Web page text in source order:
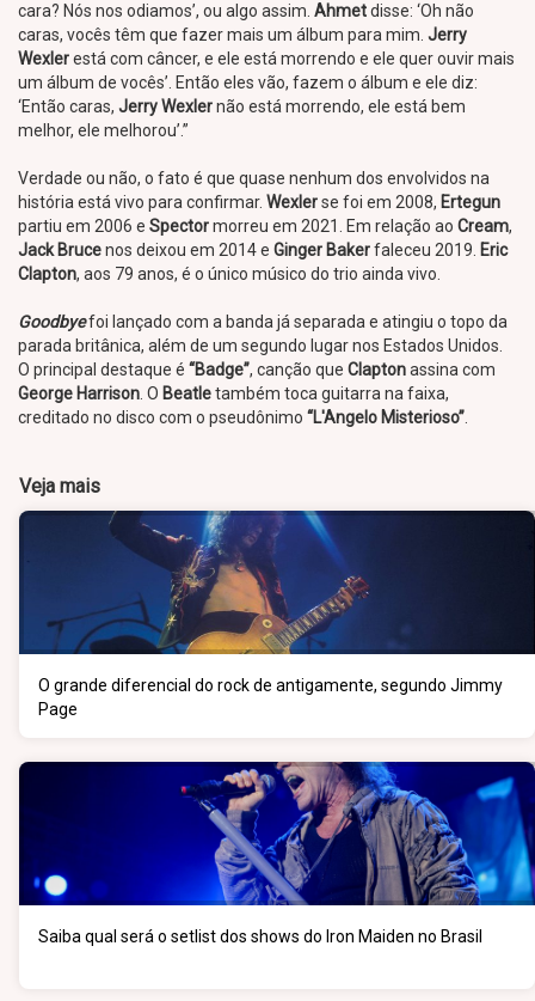
cara? Nós nos odiamos’, ou algo assim. Ahmetdisse: ‘Oh não
caras, vocês têm que fazer mais um álbum para mim. Jerry
Wexlerestá com câncer, e ele está morrendo e ele quer ouvir mais
um álbum de vocês’. Então eles vão, fazem o álbum e ele diz:
‘Então caras, Jerry Wexlernão está morrendo, ele está bem
melhor, ele melhorou’.”
Verdade ou não, o fato é que quase nenhum dos envolvidos na
história está vivo para confirmar. Wexlerse foi em 2008, Ertegun
partiu em 2006 e Spectormorreu em 2021. Em relação ao Cream,
Jack Brucenos deixou em 2014 e Ginger Bakerfaleceu 2019. Eric
Clapton, aos 79 anos, é o único músico do trio ainda vivo.
Goodbyefoi lançado com a banda já separada e atingiu o topo da
parada britânica, além de um segundo lugar nos Estados Unidos.
O principal destaque é “Badge”, canção que Claptonassina com
George Harrison . O Beatletambém toca guitarra na faixa,
creditado no disco com o pseudônimo “L'Angelo Misterioso”
Veja mais
O grande diferencial do rock de antigamente, segundo Jimmy
Page
Saiba qual será o setlist dos shows do Iron Maiden no Brasil